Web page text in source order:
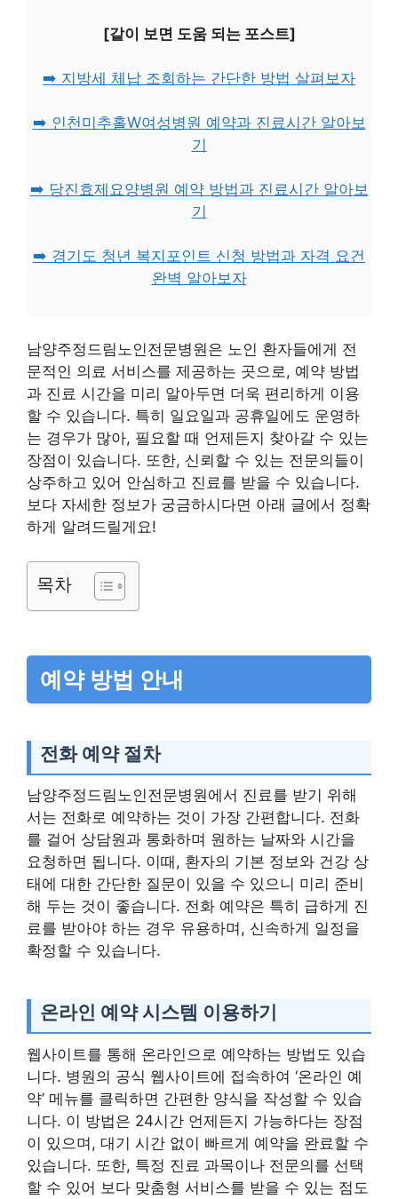
[같이 보면 도움 되는 포스트]
➡️ 지방세 체납 조회하는 간단한 방법 살펴보자
➡️ 인천미추홀W여성병원 예약과 진료시간 알아보
기
➡️ 당진효제요양병원 예약 방법과 진료시간 알아보
기
➡️ 경기도 청년 복지포인트 신청 방법과 자격 요건
완벽 알아보자
남양주정드림노인전문병원은 노인 환자들에게 전
문적인 의료 서비스를 제공하는 곳으로, 예약 방법
과 진료 시간을 미리 알아두면 더욱 편리하게 이용
할 수 있습니다. 특히 일요일과 공휴일에도 운영하
는 경우가 많아, 필요할 때 언제든지 찾아갈 수 있는
장점이 있습니다. 또한, 신뢰할 수 있는 전문의들이
상주하고 있어 안심하고 진료를 받을 수 있습니다.
보다 자세한 정보가 궁금하시다면 아래 글에서 정확
하게 알려드릴게요!
목차
예약 방법 안내
전화 예약 절차
남양주정드림노인전문병원에서 진료를 받기 위해
서는 전화로 예약하는 것이 가장 간편합니다. 전화
를 걸어 상담원과 통화하며 원하는 날짜와 시간을
요청하면 됩니다. 이때, 환자의 기본 정보와 건강 상
태에 대한 간단한 질문이 있을 수 있으니 미리 준비
해 두는 것이 좋습니다. 전화 예약은 특히 급하게 진
료를 받아야 하는 경우 유용하며, 신속하게 일정을
확정할 수 있습니다.
온라인 예약 시스템 이용하기
웹사이트를 통해 온라인으로 예약하는 방법도 있습
니다. 병원의 공식 웹사이트에 접속하여 ‘온라인 예
약’ 메뉴를 클릭하면 간편한 양식을 작성할 수 있습
니다. 이 방법은 24시간 언제든지 가능하다는 장점
이 있으며, 대기 시간 없이 빠르게 예약을 완료할 수
있습니다. 또한, 특정 진료 과목이나 전문의를 선택
할 수 있어 보다 맞춤형 서비스를 받을 수 있는 점도